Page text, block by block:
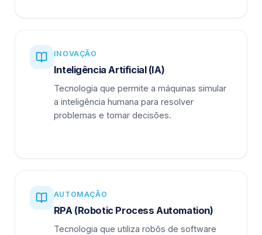
INOVAÇÃO
Inteligência Artificial (IA)
Tecnologia que permite a máquinas simular
a inteligência humana para resolver
problemas e tomar decisões.
AUTOMAÇÃO
RPA (Robotic Process Automation)
Tecnologia que utiliza robôs de software